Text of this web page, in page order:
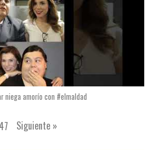
niega amorío con #elmaldad
Siguiente »